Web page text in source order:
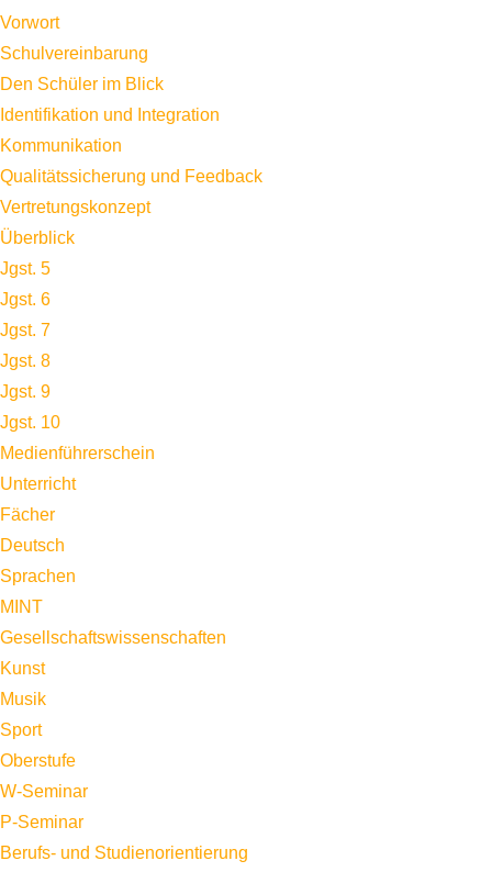
Vorwort
Schulvereinbarung
Den Schüler im Blick
Identifikation und Integration
Kommunikation
Qualitätssicherung und Feedback
Vertretungskonzept
Überblick
Jgst. 5
Jgst. 6
Jgst. 7
Jgst. 8
Jgst. 9
Jgst. 10
Medienführerschein
Unterricht
Fächer
Deutsch
Sprachen
MINT
Gesellschaftswissenschaften
Kunst
Musik
Sport
Oberstufe
W-Seminar
P-Seminar
Berufs- und Studienorientierung